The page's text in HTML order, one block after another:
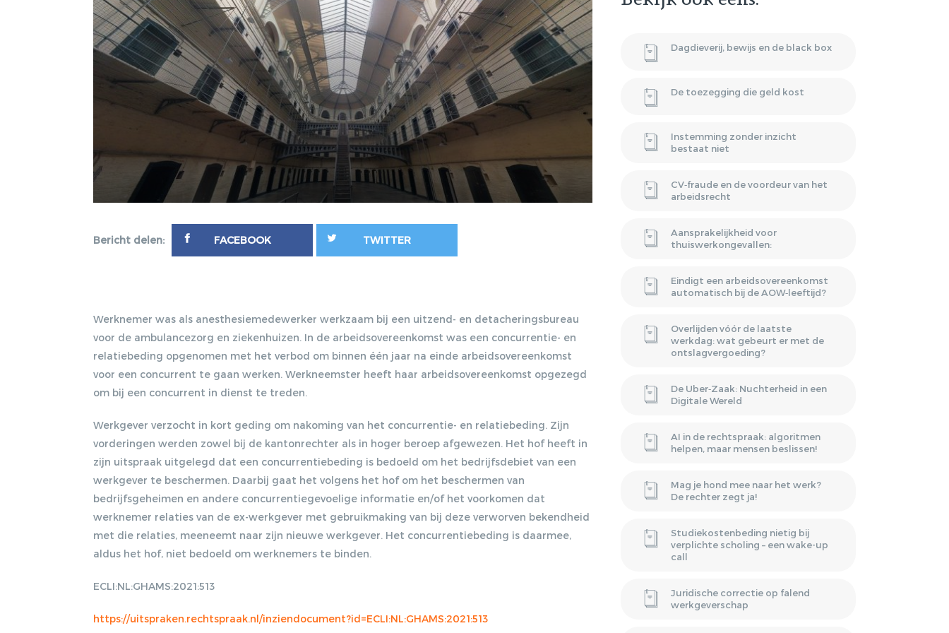
2011/40
DE RECHTSPOSITIE VAN
DE SOLLICITANT EN VAN
DE WERKNEMER TIJDENS
DE PROEFTIJD, 20-12-
2011, TRA 2011/107
TERUGBETALING VAN
STUDIEKOSTEN NA
PROEFTIJDONTSLAG?
EEN DURE LES?, 14-03-
2012, DJ 2012/1075
DISCRIMINATIE?, 17-09-
2012, ARBEIDSRECHT
KOSER KAYA,
VERWIJGING
STRAFRECHTELIJK
DIE BLIJFT?, 08-04-2013,
ARBEIDSRECHT 2013/28
ONTSLAGGROND OF
HUURPRIJSVERLAGING
SLAPEND
DIENSTVERBAND
WET COMPENSATIE
ONTSLAG OP STAANDE
VOET
Bericht delen: FACEBOOK TWITTER
Werknemer was als anesthesiemedewerker werkzaam bij een uitzend- en detacheringsbureau
voor de ambulancezorg en ziekenhuizen. In de arbeidsovereenkomst was een concurrentie- en
relatiebeding opgenomen met het verbod om binnen één jaar na einde arbeidsovereenkomst
voor een concurrent te gaan werken. Werkneemster heeft haar arbeidsovereenkomst opgezegd
om bij een concurrent in dienst te treden.
Werkgever verzocht in kort geding om nakoming van het concurrentie- en relatiebeding. Zijn
vorderingen werden zowel bij de kantonrechter als in hoger beroep afgewezen. Het hof heeft in
zijn uitspraak uitgelegd dat een concurrentiebeding is bedoeld om het bedrijfsdebiet van een
werkgever te beschermen. Daarbij gaat het volgens het hof om het beschermen van
bedrijfsgeheimen en andere concurrentiegevoelige informatie en/of het voorkomen dat
werknemer relaties van de ex-werkgever met gebruikmaking van bij deze verworven bekendheid
met die relaties, meeneemt naar zijn nieuwe werkgever. Het concurrentiebeding is daarmee,
aldus het hof, niet bedoeld om werknemers te binden.
ECLI:NL:GHAMS:2021:513
https://uitspraken.rechtspraak.nl/inziendocument?id=ECLI:NL:GHAMS:2021:513
Dagdieverij, bewijs en de black box
De toezegging die geld kost
Instemming zonder inzicht
bestaat niet
CV‑fraude en de voordeur van het
arbeidsrecht
Aansprakelijkheid voor
thuiswerkongevallen:
Eindigt een arbeidsovereenkomst
automatisch bij de AOW‑leeftijd?
Overlijden vóór de laatste
werkdag: wat gebeurt er met de
ontslagvergoeding?
De Uber‑Zaak: Nuchterheid in een
Digitale Wereld
AI in de rechtspraak: algoritmen
helpen, maar mensen beslissen!
Mag je hond mee naar het werk?
De rechter zegt ja!
Studiekostenbeding nietig bij
verplichte scholing – een wake-up
call
Juridische correctie op falend
werkgeverschap
Gratis E-magazine
ontvangen
Lorem ipsum dolor sit amet, consectetur
adipiscing elit. Nulla in vestibulum massa. Fusce eu